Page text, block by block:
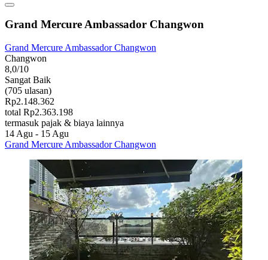
Grand Mercure Ambassador Changwon
Grand Mercure Ambassador Changwon
Changwon
8,0/10
Sangat Baik
(705 ulasan)
Rp2.148.362
total Rp2.363.198
termasuk pajak & biaya lainnya
14 Agu - 15 Agu
Grand Mercure Ambassador Changwon